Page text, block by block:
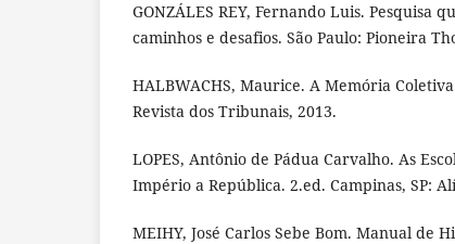
GONZÁLES REY, Fernando Luis. Pesquisa
caminhos e desafios. São Paulo: Pioneira
HALBWACHS, Maurice. A Memória
Revista dos Tribunais, 2013.
LOPES, Antônio de Pádua Carvalho. As
Império a República. 2.ed. Campinas, SP:
MEIHY, José Carlos Sebe Bom. Manual de